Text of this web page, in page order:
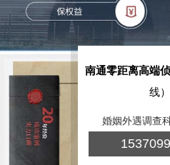
南通零距离高端
线）
婚姻外遇调查